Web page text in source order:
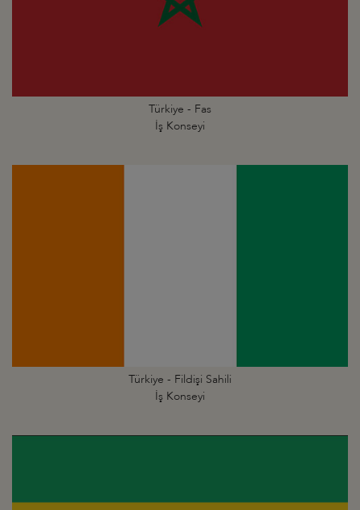
Türkiye - Fas
İş Konseyi
Türkiye - Fildişi Sahili
İş Konseyi